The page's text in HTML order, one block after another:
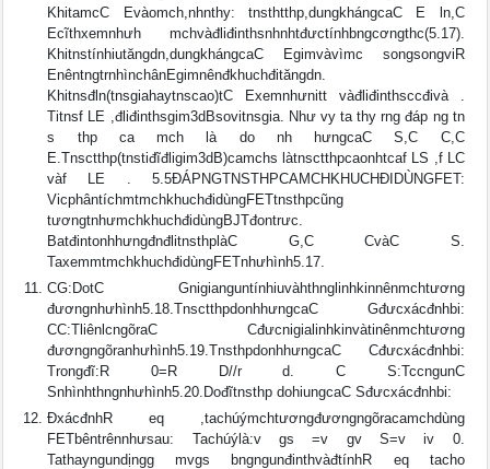
KhitamcC Evàomch,nhnthy: tnsthtthp,dungkhángcaC E ln,C
Ecĩthxemnhưh mchvàđliđinthsnhnhtđưctínhbngcơngthc(5.17).
Khitnstínhiutăngdn,dungkhángcaC Egimvàvìmc songsongviR
EnêntngtrnhìnchânEgimnênđkhuchđităngdn.
Khitnsđln(tnsgiahaytnscao)tC Exemnhưnitt vàđliđinthsccđivà .
Titnsf LE ,đliđinthsgim3dBsovitnsgia. Như vy ta thy rng đáp ng tn
s thp ca mch là do nh hưngcaC S,C C,C
E.Tnsctthp(tnstiđĩđligim3dB)camchs làtnsctthpcaonhtcaf LS ,f LC
vàf LE . 5.5ÐÁPNGTNSTHPCAMCHKHUCHÐIDÙNGFET:
VicphântíchmtmchkhuchđidùngFETtnsthpcũng
tươngtnhưmchkhuchđidùngBJTđontrưc.
BatđintonhhưngđnđlitnsthplàC G,C CvàC S.
TaxemmtmchkhuchđidùngFETnhưhình5.17.
CG:DotC Gnigianguntínhiuvàhthnglinhkinnênmchtương
đươngnhưhình5.18.TnsctthpdonhhưngcaC Gđưcxácđnhbi:
CC:TliênlcngõraC Cđưcnigialinhkinvàtinênmchtương
đươngngõranhưhình5.19.TnsthpdonhhưngcaC Cđưcxácđnhbi:
Trongđĩ:R 0=R D//r d. C S:TccngunC
Snhìnhthngnhưhình5.20.Dođĩtnsthp dohiungcaC Sđưcxácđnhbi:
ÐxácđnhR eq ,tachúýmchtươngđươngngõracamchdùng
FETbêntrênnhưsau: Tachúýlà:v gs =v gv S=v iv 0.
Tathayngundịngg mvgs bngngunđinthvàđtínhR eq tacho